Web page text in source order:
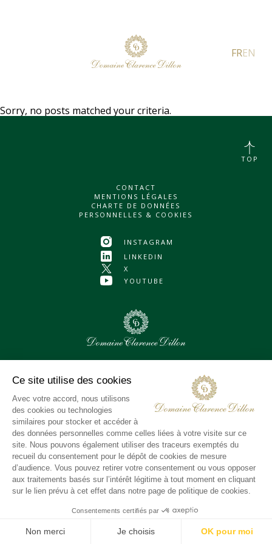
FREN
Sorry, no posts matched your criteria.
CONTACT
MENTIONS LÉGALES
CHARTE DE DONNÉES
PERSONNELLES & COOKIES
INSTAGRAM
LINKEDIN
X
YOUTUBE
TOP
0Assets sélectionnés